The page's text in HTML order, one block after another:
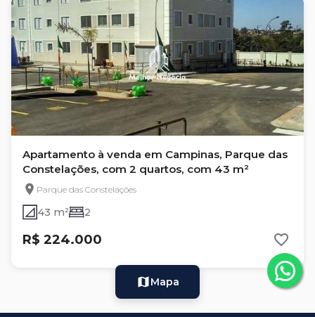
Apartamento à venda em Campinas, Parque das
Constelações, com 2 quartos, com 43 m²
Parque das Constelações
43 m² 2
R$ 224.000
Mapa